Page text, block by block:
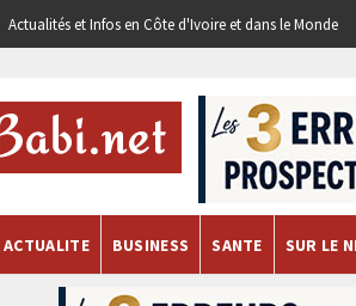
Actualités et Infos en Côte d'Ivoire et dans le Monde
ACTUALITE BUSINESS SANTE SUR LE